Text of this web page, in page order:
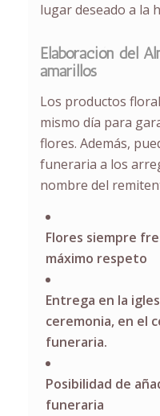
lugar deseado a la
Elaboración del
amarillos
Los productos
mismo día para
flores. Además,
funeraria a los
nombre del
Flores siempre
máximo respeto
Entrega en la
ceremonia, en el
funeraria.
Posibilidad de
funeraria